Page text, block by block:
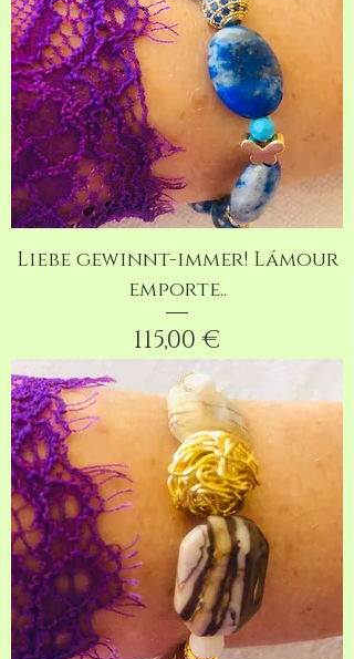
Liebe gewinnt-immer! Lámour
emporte..
Preis
115,00 €